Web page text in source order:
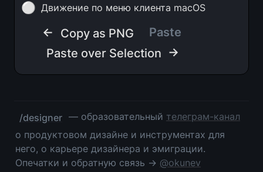
⚪ Движение по меню клиента macOS
← Copy as PNG
Paste
Paste over Selection →
/designer — образовательный телеграм-канал
о продуктовом дизайне и инструментах для
него, о карьере дизайнера и эмиграции.
Опечатки и обратную связь → @okunev